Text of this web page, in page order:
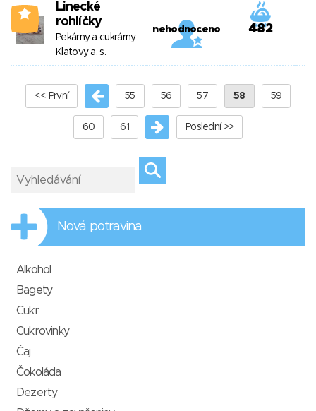
0
Linecké
rohlíčky
Pekárny a cukrárny
Klatovy a. s.
nehodnoceno 482
<< První 55 56 57 58 59
60 61 Poslední >>
Nová potravina
Alkohol
Bagety
Cukr
Cukrovinky
Čaj
Čokoláda
Dezerty